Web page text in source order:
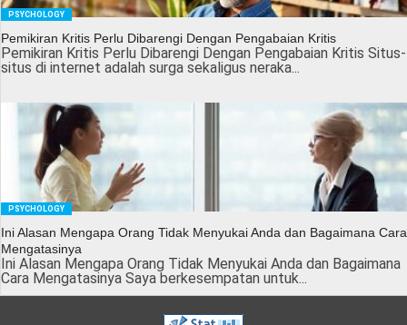
PSYCHOLOGY
Pemikiran Kritis Perlu Dibarengi Dengan Pengabaian Kritis
Pemikiran Kritis Perlu Dibarengi Dengan Pengabaian Kritis Situs-
situs di internet adalah surga sekaligus neraka...
PSYCHOLOGY
Ini Alasan Mengapa Orang Tidak Menyukai Anda dan Bagaimana Cara
Mengatasinya
Ini Alasan Mengapa Orang Tidak Menyukai Anda dan Bagaimana
Cara Mengatasinya Saya berkesempatan untuk...